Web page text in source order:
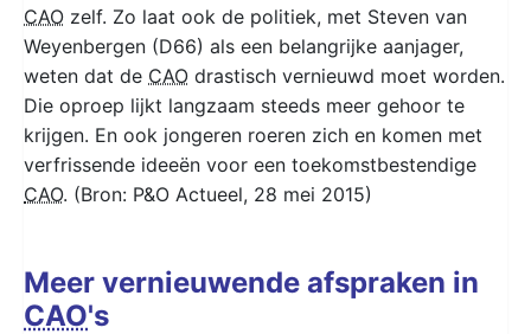
CAO zelf. Zo laat ook de politiek, met Steven van
Weyenbergen (D66) als een belangrijke aanjager,
weten dat de CAO drastisch vernieuwd moet worden.
Die oproep lijkt langzaam steeds meer gehoor te
krijgen. En ook jongeren roeren zich en komen met
verfrissende ideeën voor een toekomstbestendige
CAO. (Bron: P&O Actueel, 28 mei 2015)
Meer vernieuwende afspraken in
CAO's